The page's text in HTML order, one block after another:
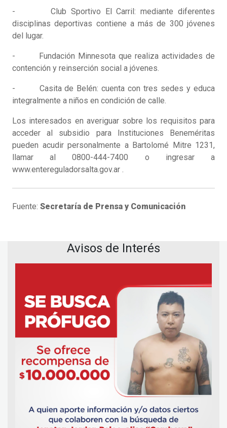
- Club Sportivo El Carril: mediante diferentes
disciplinas deportivas contiene a más de 300 jóvenes
del lugar.
- Fundación Minnesota que realiza actividades de
contención y reinserción social a jóvenes.
- Casita de Belén: cuenta con tres sedes y educa
integralmente a niños en condición de calle.
Los interesados en averiguar sobre los requisitos para
acceder al subsidio para Instituciones Beneméritas
pueden acudir personalmente a Bartolomé Mitre 1231,
llamar al 0800-444-7400 o ingresar a
www.entereguladorsalta.gov.ar .
Fuente: Secretaría de Prensa y Comunicación
Avisos de Interés